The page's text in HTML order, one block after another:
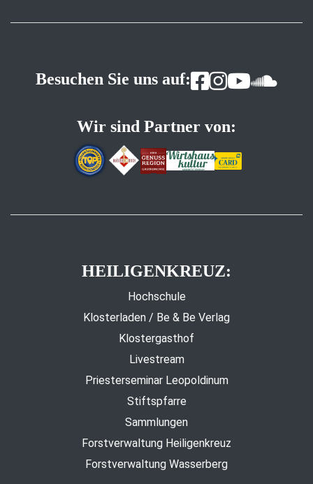
Besuchen Sie uns auf:
Wir sind Partner von:
HEILIGENKREUZ:
Hochschule
Klosterladen / Be & Be Verlag
Klostergasthof
Livestream
Priesterseminar Leopoldinum
Stiftspfarre
Sammlungen
Forstverwaltung Heiligenkreuz
Forstverwaltung Wasserberg